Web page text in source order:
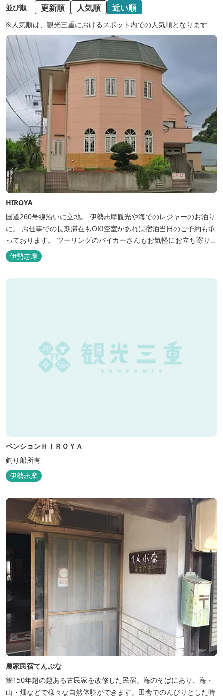
並び順 更新順 人気順 近い順
※人気順は、観光三重におけるスポット内での人気順となります
HIROYA
国道260号線沿いに立地。 伊勢志摩観光や海でのレジャーのお泊り
に。 お仕事での長期滞在もOK!空室があれば宿泊当日のご予約も承
っております。 ツーリングのバイカーさんもお気軽にお立ち寄りく
ださい。
伊勢志摩
ペンションＨＩＲＯＹＡ
釣り船所有
伊勢志摩
農家民宿てんぷな
築150年超の趣ある古民家を改修した民宿。海のそばにあり、海・
山・畑などで様々な自然体験ができます。田舎でのんびりとした時